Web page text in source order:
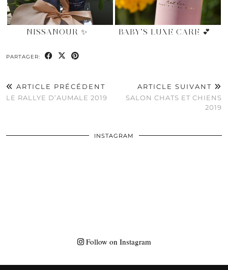
NISSANOUR ✨ BABY’S LUXE CARE 💕
PARTAGER:
ARTICLE PRÉCÉDENT
LE RALLYE D’AUMALE 2019
ARTICLE SUIVANT
SALON CHATS ET CHIENS
2019
INSTAGRAM
Follow on Instagram